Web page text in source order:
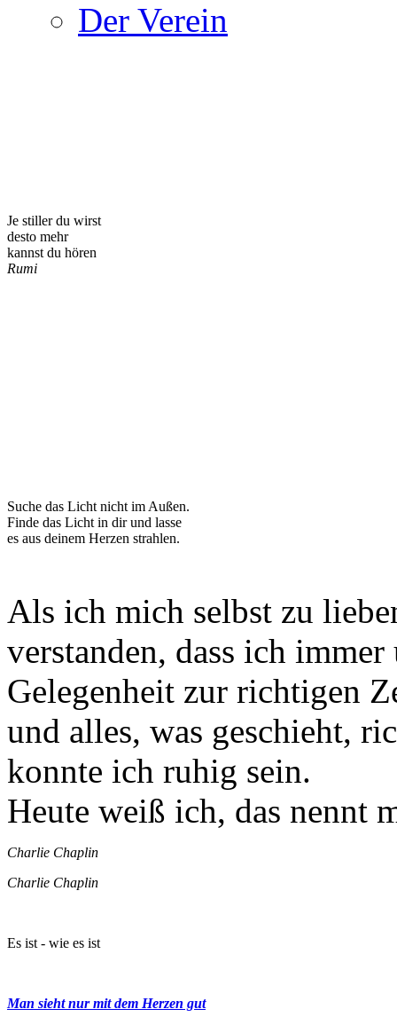
Der Verein
Je stiller du wirst
desto mehr
kannst du hören
Rumi
Suche das Licht nicht im Außen.
Finde das Licht in dir und lasse
es aus deinem Herzen strahlen.
Als ich mich selbst zu
verstanden, dass ich
Gelegenheit zur richtigen
und alles, was geschieht,
konnte ich ruhig sein.
Heute weiß ich, das nennt
Charlie Chaplin
Charlie Chaplin
Es ist - wie es ist
Man sieht nur mit dem Herzen gut